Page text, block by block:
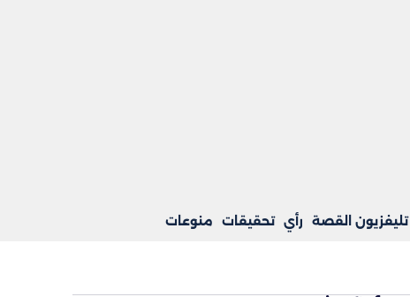
تليفزيون القصة رأي تحقيقات منوعات